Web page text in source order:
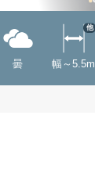
曇 幅～5.5m
他